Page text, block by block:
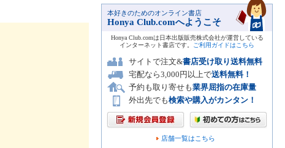
本好きのためのオンライン書店
Honya Club.comへようこそ
Honya Club.comは日本出版販売株式会社が運営している
インターネット書店です。
ご利用ガイドはこちら
サイトで注文&書店受け取り送料無料
宅配なら3,000円以上で送料無料！
予約も取り寄せも業界屈指の在庫量
外出先でも検索や購入がカンタン！
店舗一覧はこちら